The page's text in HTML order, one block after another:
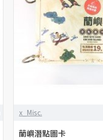
x_Misc.
蘭嶼潛點圖卡